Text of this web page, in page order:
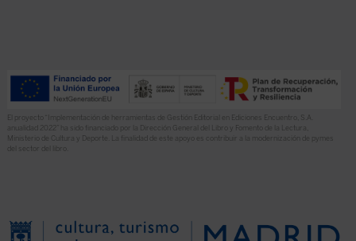
El proyecto “Implementación de herramientas de Gestión Editorial en Ediciones Encuentro, S.A.
anualidad 2022” ha sido financiado por la Dirección General del Libro y Fomento de la Lectura,
Ministerio de Cultura y Deporte. La finalidad de este apoyo es contribuir a la modernización de pymes
del sector del libro.